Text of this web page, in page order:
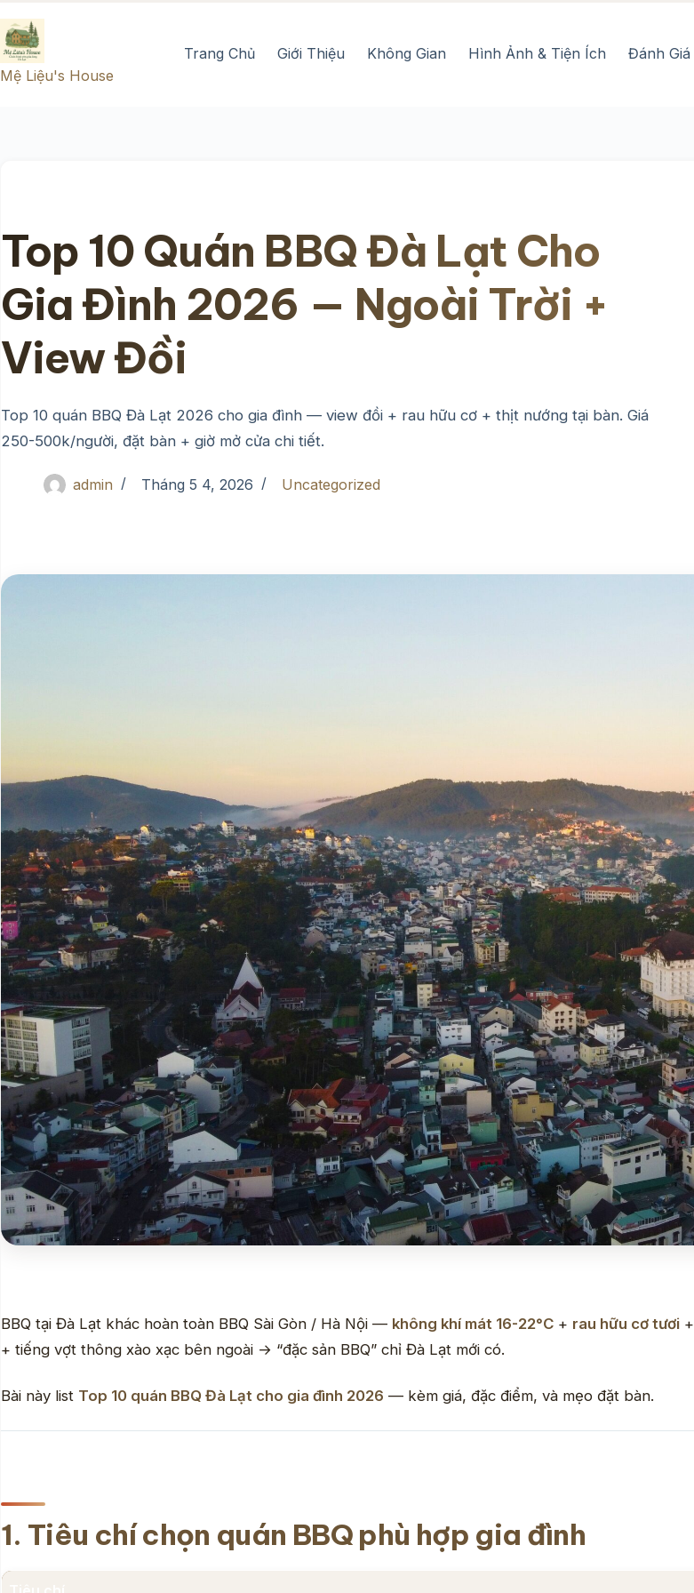
đến
phần
nội
Mệ Liệu's House
Trang Chủ Giới Thiệu Không Gian Hình Ảnh & Tiện Ích Đánh Giá
Top 10 Quán BBQ Đà Lạt Cho
Gia Đình 2026 — Ngoài Trời +
View Đồi
Top 10 quán BBQ Đà Lạt 2026 cho gia đình — view đồi + rau hữu cơ + thịt nướng tại bàn. Giá
250-500k/người, đặt bàn + giờ mở cửa chi tiết.
admin Tháng 5 4, 2026 Uncategorized
BBQ tại Đà Lạt khác hoàn toàn BBQ Sài Gòn / Hà Nội — không khí mát 16-22°C + rau hữu cơ tươi +
+ tiếng vợt thông xào xạc bên ngoài → “đặc sản BBQ” chỉ Đà Lạt mới có.
Bài này list Top 10 quán BBQ Đà Lạt cho gia đình 2026 — kèm giá, đặc điểm, và mẹo đặt bàn.
1. Tiêu chí chọn quán BBQ phù hợp gia đình